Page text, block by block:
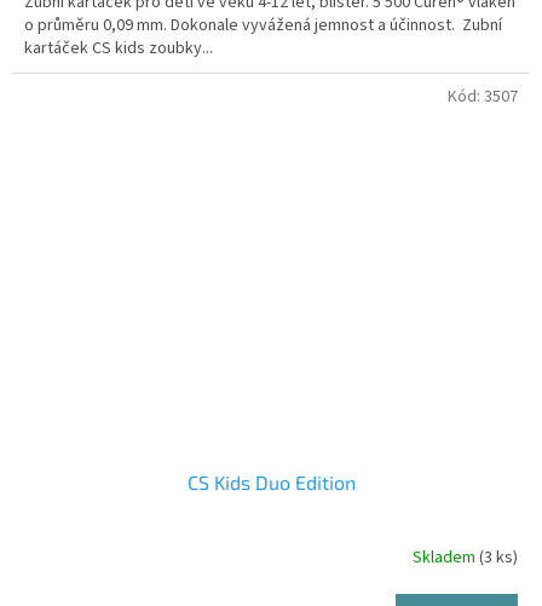
o průměru 0,09 mm. Dokonale vyvážená jemnost a účinnost. Zubní
kartáček CS kids zoubky...
CS Kids Duo Edition
Skladem (3 ks)
Kód: 3507